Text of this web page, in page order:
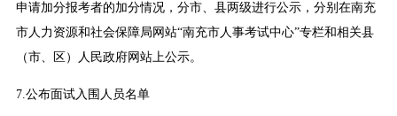
申请加分报考者的加分情况，分市、县两级进行公示，分别在南充
市人力资源和社会保障局网站“南充市人事考试中心”专栏和相关县
（市、区）人民政府网站上公示。
7.公布面试入围人员名单